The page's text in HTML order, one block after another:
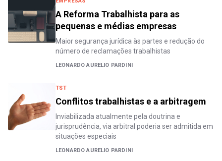
A Reforma Trabalhista para as
pequenas e médias empresas
Maior segurança jurídica às partes e redução do
número de reclamações trabalhistas
LEONARDO AURELIO PARDINI
TST
Conflitos trabalhistas e a arbitragem
Inviabilizada atualmente pela doutrina e
jurisprudência, via arbitral poderia ser admitida em
situações especiais
LEONARDO AURELIO PARDINI